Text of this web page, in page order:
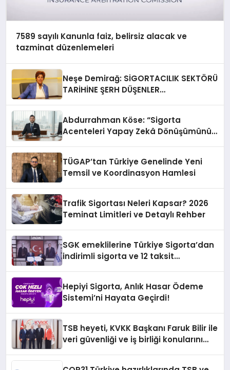
7589 sayılı Kanunla faiz, belirsiz alacak ve
tazminat düzenlemeleri
Neşe Demirağ: SİGORTACILIK SEKTÖRÜ
TARİHİNE ŞERH DÜŞENLER…
Abdurrahman Köse: “Sigorta
Acenteleri Yapay Zekâ Dönüşümünün
TÜGAP’tan Türkiye Genelinde Yeni
Temsil ve Koordinasyon Hamlesi
Trafik Sigortası Neleri Kapsar? 2026
Teminat Limitleri ve Detaylı Rehber
SGK emeklilerine Türkiye Sigorta’dan
indirimli sigorta ve 12 taksit
Hepiyi Sigorta, Anlık Hasar Ödeme
Sistemi’ni Hayata Geçirdi!
TSB heyeti, KVKK Başkanı Faruk Bilir ile
veri güvenliği ve iş birliği konularını